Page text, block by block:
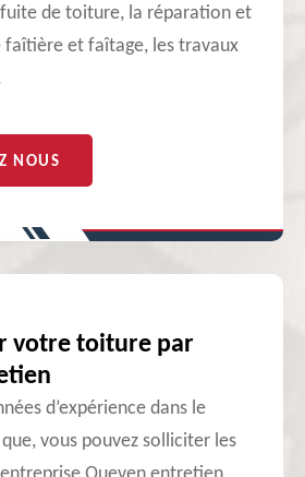
de toiture, la réparation et
faîtière et faîtage, les travaux
NOUS
votre toiture par
d’expérience dans le
vous pouvez solliciter les